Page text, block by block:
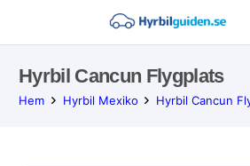
Hyrbil Cancun Flygplats
Hem Hyrbil Mexiko Hyrbil Cancun